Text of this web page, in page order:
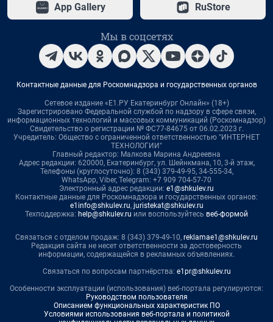
App Gallery RuStore
Мы в соцсетях
Контактные данные для Роскомнадзора и государственных органов
Сетевое издание «Е1.РУ Екатеринбург Онлайн» (18+)
Зарегистрировано Федеральной службой по надзору в сфере связи,
информационных технологий и массовых коммуникаций (Роскомнадзор)
Свидетельство о регистрации № ФС77-84675 от 06.02.2023 г.
Учредитель: Общество с ограниченной ответственностью "ИНТЕРНЕТ
ТЕХНОЛОГИИ"
Главный редактор: Малкова Марина Андреевна
Адрес редакции: 620000, Екатеринбург, ул. Шейнкмана, 10, 3-й этаж,
Телефоны (круглосуточно): 8 (343) 379-49-95, 34-555-34,
WhatsApp, Viber, Telegram: +7 909 704-57-70
Электронный адрес редакции: e1@shkulev.ru
Контактные данные для Роскомнадзора и государственных органов:
e1info@shkulev.ru, juristekat@shkulev.ru
Техподдержка: help@shkulev.ru или воспользуйтесь веб-формой
Связаться с отделом продаж: 8 (343) 379-49-10, reklamae1@shkulev.ru
Редакция сайта не несет ответственности за достоверность
информации, содержащейся в рекламных объявлениях.
Связаться по вопросам партнёрства: e1pr@shkulev.ru
Особенности эксплуатации (использования) веб-портала регулируются:
Руководством пользователя
Описанием функциональных характеристик ПО
Условиями использования веб-портала и политикой